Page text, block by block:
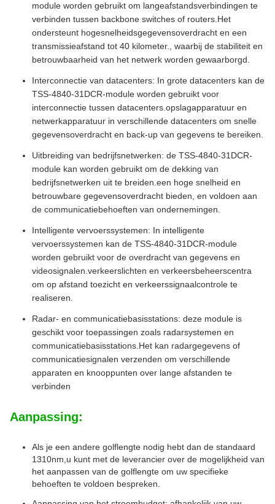
module worden gebruikt om langeafstandsverbindingen te
verbinden tussen backbone switches of routers.Het
ondersteunt hogesnelheidsgegevensoverdracht en een
transmissieafstand tot 40 kilometer., waarbij de stabiliteit en
betrouwbaarheid van het netwerk worden gewaarborgd.
Interconnectie van datacenters: In grote datacenters kan de
TSS-4840-31DCR-module worden gebruikt voor
interconnectie tussen datacenters.opslagapparatuur en
netwerkapparatuur in verschillende datacenters om snelle
gegevensoverdracht en back-up van gegevens te bereiken.
Uitbreiding van bedrijfsnetwerken: de TSS-4840-31DCR-
module kan worden gebruikt om de dekking van
bedrijfsnetwerken uit te breiden.een hoge snelheid en
betrouwbare gegevensoverdracht bieden, en voldoen aan
de communicatiebehoeften van ondernemingen.
Intelligente vervoerssystemen: In intelligente
vervoerssystemen kan de TSS-4840-31DCR-module
worden gebruikt voor de overdracht van gegevens en
videosignalen.verkeerslichten en verkeersbeheerscentra
om op afstand toezicht en verkeerssignaalcontrole te
realiseren.
Radar- en communicatiebasisstations: deze module is
geschikt voor toepassingen zoals radarsystemen en
communicatiebasisstations.Het kan radargegevens of
communicatiesignalen verzenden om verschillende
apparaten en knooppunten over lange afstanden te
verbinden
Aanpassing:
Als je een andere golflengte nodig hebt dan de standaard
1310nm,u kunt met de leverancier over de mogelijkheid van
het aanpassen van de golflengte om uw specifieke
behoeften te voldoen bespreken.